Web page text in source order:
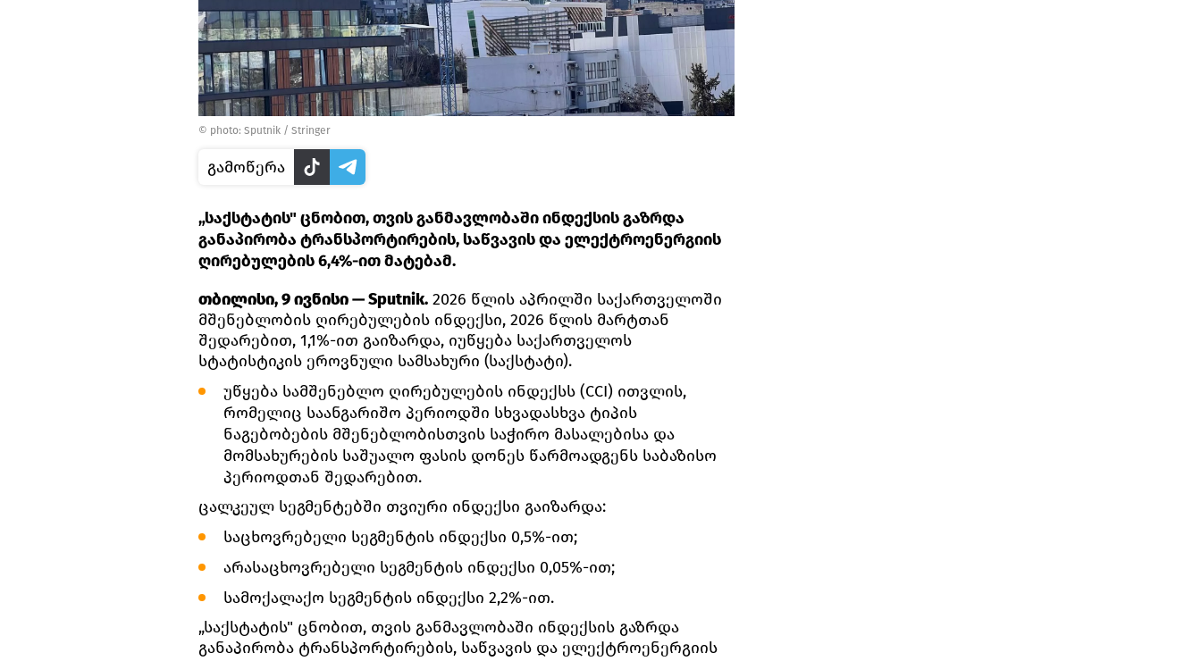
© photo: Sputnik / Stringer
გამოწერა
„საქსტატის" ცნობით, თვის განმავლობაში ინდექსის გაზრდა
განაპირობა ტრანსპორტირების, საწვავის და ელექტროენერგიის
ღირებულების 6,4%-ით მატებამ.
თბილისი, 9 ივნისი — Sputnik. 2026 წლის აპრილში საქართველოში
მშენებლობის ღირებულების ინდექსი, 2026 წლის მარტთან
შედარებით, 1,1%-ით გაიზარდა, იუწყება საქართველოს
სტატისტიკის ეროვნული სამსახური (საქსტატი).
უწყება სამშენებლო ღირებულების ინდექსს (CCI) ითვლის,
რომელიც საანგარიშო პერიოდში სხვადასხვა ტიპის
ნაგებობების მშენებლობისთვის საჭირო მასალებისა და
მომსახურების საშუალო ფასის დონეს წარმოადგენს საბაზისო
პერიოდთან შედარებით.
ცალკეულ სეგმენტებში თვიური ინდექსი გაიზარდა:
საცხოვრებელი სეგმენტის ინდექსი 0,5%-ით;
არასაცხოვრებელი სეგმენტის ინდექსი 0,05%-ით;
სამოქალაქო სეგმენტის ინდექსი 2,2%-ით.
„საქსტატის" ცნობით, თვის განმავლობაში ინდექსის გაზრდა
განაპირობა ტრანსპორტირების, საწვავის და ელექტროენერგიის